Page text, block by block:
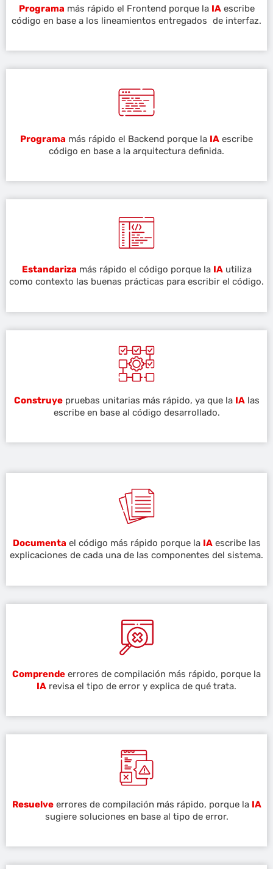
Programa más rápido el Frontend porque la IAescribe
código en base a los lineamientos entregados de interfaz.
Programa más rápido el Backend porque la IA escribe
código en base a la arquitectura definida.
Estandariza más rápido el código porque la IAutiliza
como contexto las buenas prácticas para escribir el código.
Construyepruebas unitarias más rápido, ya que la IAlas
escribe en base al código desarrollado.
Documenta el código más rápido porque la IAescribe las
explicaciones de cada una de las componentes del sistema.
Comprende errores de compilación más rápido, porque la
IA revisa el tipo de error y explica de qué trata.
Resuelveerrores de compilación más rápido, porque la IA
sugiere soluciones en base al tipo de error.